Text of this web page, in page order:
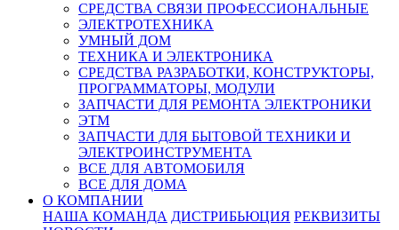
СРЕДСТВА СВЯЗИ ПРОФЕССИОНАЛЬНЫЕ
ЭЛЕКТРОТЕХНИКА
УМНЫЙ ДОМ
ТЕХНИКА И ЭЛЕКТРОНИКА
СРЕДСТВА РАЗРАБОТКИ, КОНСТРУКТОРЫ,
ПРОГРАММАТОРЫ, МОДУЛИ
ЗАПЧАСТИ ДЛЯ РЕМОНТА ЭЛЕКТРОНИКИ
ЭТМ
ЗАПЧАСТИ ДЛЯ БЫТОВОЙ ТЕХНИКИ И
ЭЛЕКТРОИНСТРУМЕНТА
ВСЕ ДЛЯ АВТОМОБИЛЯ
ВСЕ ДЛЯ ДОМА
О КОМПАНИИ
НАША КОМАНДА ДИСТРИБЬЮЦИЯ РЕКВИЗИТЫ